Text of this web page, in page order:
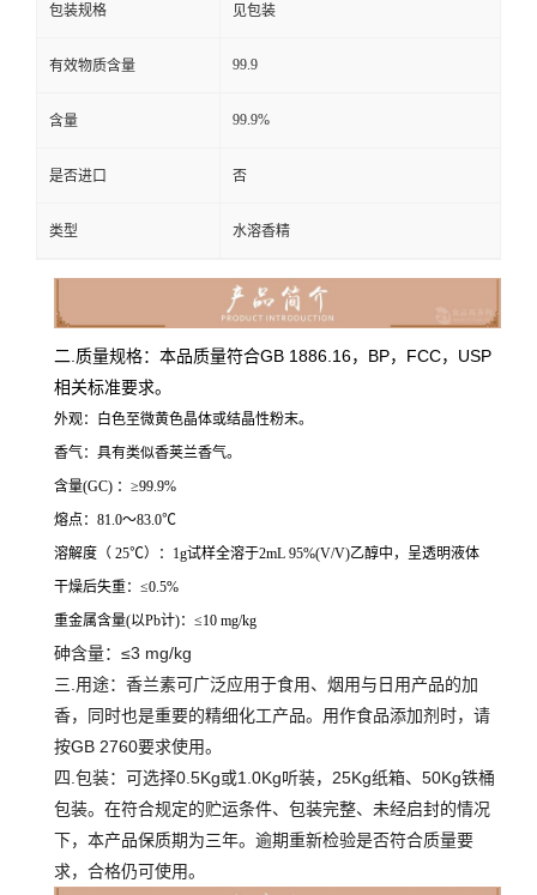
包装规格 见包装
有效物质含量 99.9
含量 99.9%
是否进口 否
类型 水溶香精
二.质量规格：本品质量符合GB 1886.16，BP，FCC，USP
相关标准要求。
外观：白色至微黄色晶体或结晶性粉末。
香气：具有类似香荚兰香气。
含量(GC) ：≥99.9%
熔点：81.0～83.0℃
溶解度（ 25℃）：1g试样全溶于2mL 95%(V/V)乙醇中，呈透明液体
干燥后失重：≤0.5%
重金属含量(以Pb计)：≤10 mg/kg
砷含量：≤3 mg/kg
三.用途：香兰素可广泛应用于食用、烟用与日用产品的加
香，同时也是重要的精细化工产品。用作食品添加剂时，请
按GB 2760要求使用。
四.包装：可选择0.5Kg或1.0Kg听装，25Kg纸箱、50Kg铁桶
包装。在符合规定的贮运条件、包装完整、未经启封的情况
下，本产品保质期为三年。逾期重新检验是否符合质量要
求，合格仍可使用。